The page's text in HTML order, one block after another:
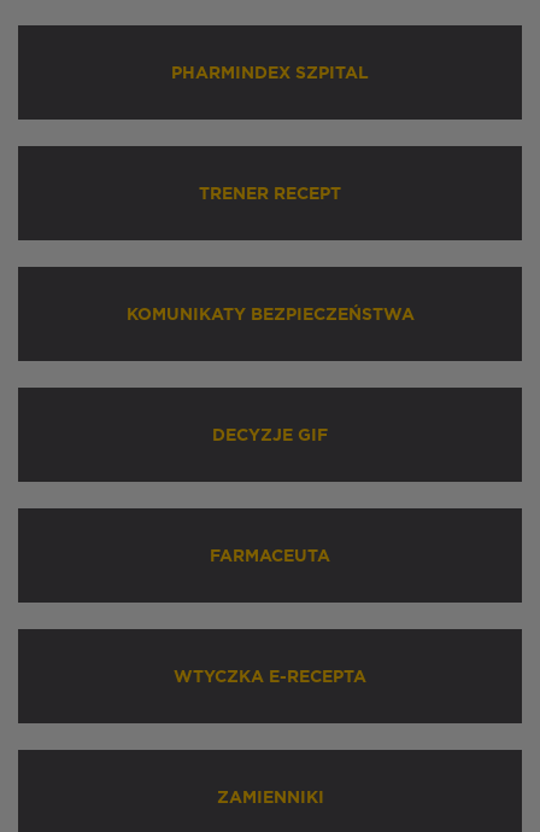
PHARMINDEX SZPITAL
TRENER RECEPT
KOMUNIKATY BEZPIECZEŃSTWA
DECYZJE GIF
FARMACEUTA
WTYCZKA E-RECEPTA
ZAMIENNIKI